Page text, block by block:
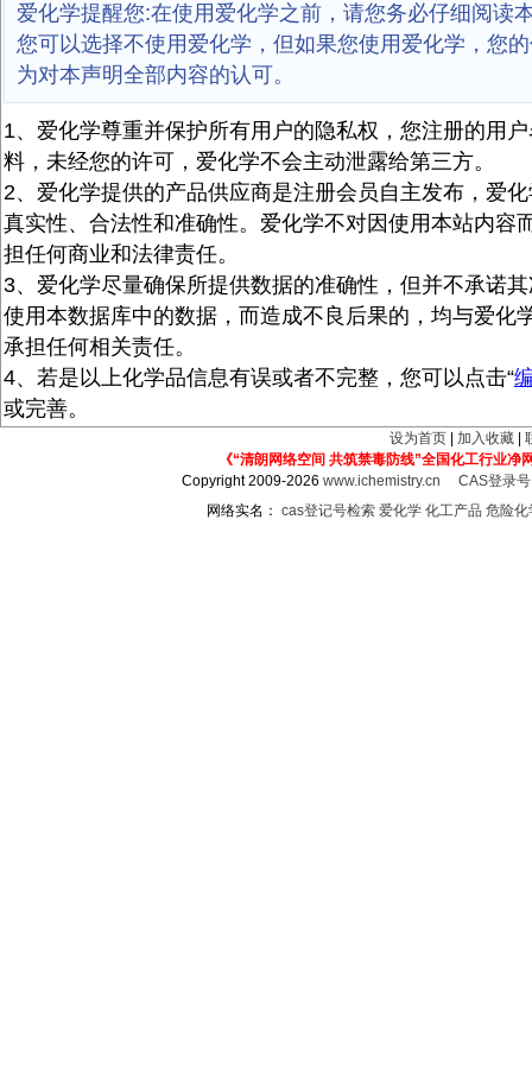
爱化学提醒您:在使用爱化学之前，请您务必仔细阅读
您可以选择不使用爱化学，但如果您使用爱化学，您
为对本声明全部内容的认可。
1、爱化学尊重并保护所有用户的隐私权，您注册的用
料，未经您的许可，爱化学不会主动泄露给第三方。
2、爱化学提供的产品供应商是注册会员自主发布，爱
真实性、合法性和准确性。爱化学不对因使用本站内容
担任何商业和法律责任。
3、爱化学尽量确保所提供数据的准确性，但并不承诺
使用本数据库中的数据，而造成不良后果的，均与爱化
承担任何相关责任。
4、若是以上化学品信息有误或者不完整，您可以点击“
或完善。
设为首页 加入收藏
《“清朗网络空间 共筑禁毒防线”全国化工行业净
Copyright 2009-2026www.ichemistry.cn
CAS登录
网络实名： cas登记号检索 爱化学 化工产品 危险化